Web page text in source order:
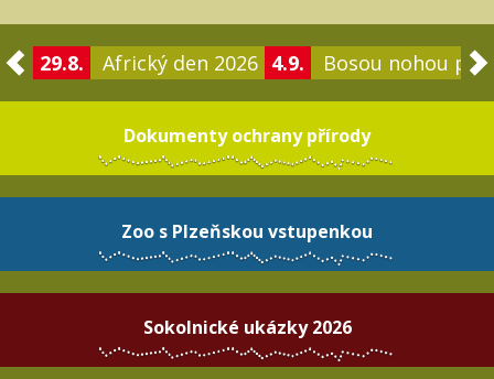
29.8. Africký den 2026 4.9. Bosou nohou po
Dokumenty ochrany přírody
Zoo s Plzeňskou vstupenkou
Sokolnické ukázky 2026